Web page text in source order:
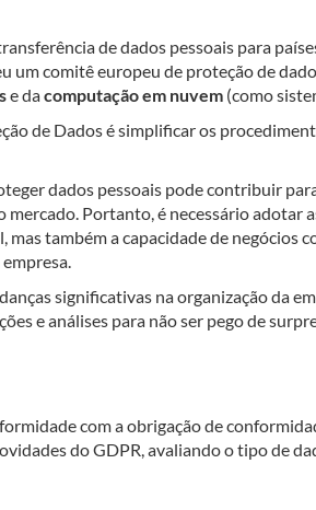
de dados pessoais para
um comitê europeu de proteção de
e dacomputação em nuvem (como
de Dados é simplificar os
dados pessoais pode contribuir
Portanto, é necessário adotar
também a capacidade de negócios
significativas na organização da
e análises para não ser pego de
com a obrigação de
do GDPR, avaliando o tipo de